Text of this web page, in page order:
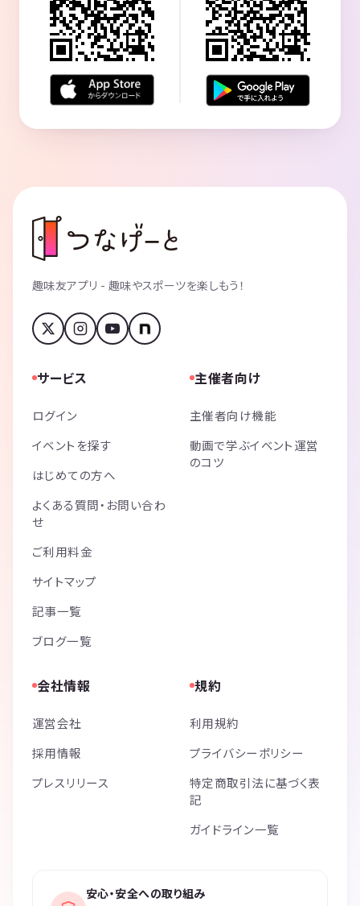
趣味友アプリ - 趣味やスポーツを楽しもう！
サービス
ログイン
イベントを探す
はじめての方へ
よくある質問・お問い合わ
せ
ご利用料金
サイトマップ
記事一覧
ブログ一覧
主催者向け
主催者向け機能
動画で学ぶイベント運営
のコツ
会社情報
運営会社
採用情報
プレスリリース
規約
利用規約
プライバシーポリシー
特定商取引法に基づく表
記
ガイドライン一覧
安心・安全への取り組み